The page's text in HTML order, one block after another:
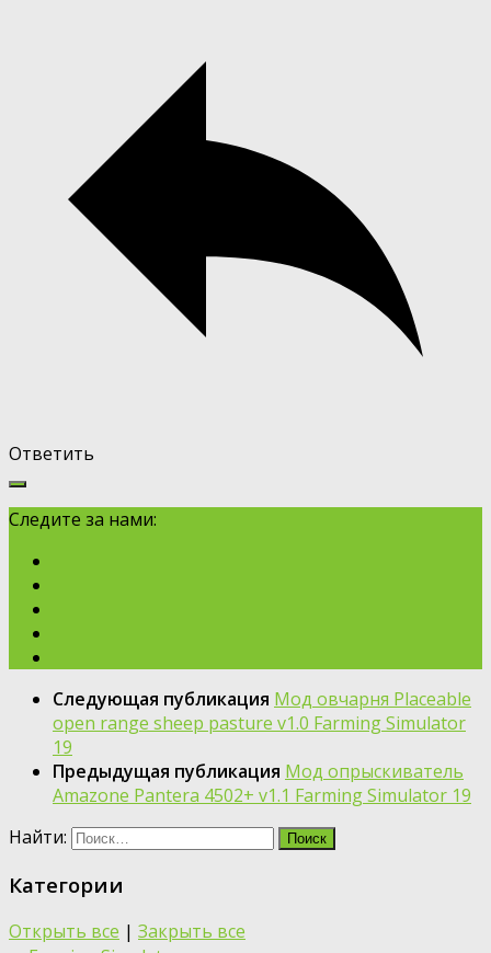
Ответить
Следите за нами:
Следующая публикация Moд овчарня Placeable
open range sheep pasture v1.0 Farming Simulator
19
Предыдущая публикация Moд опрыскиватель
Amazone Pantera 4502+ v1.1 Farming Simulator 19
Найти:
Категории
Открыть все | Закрыть все